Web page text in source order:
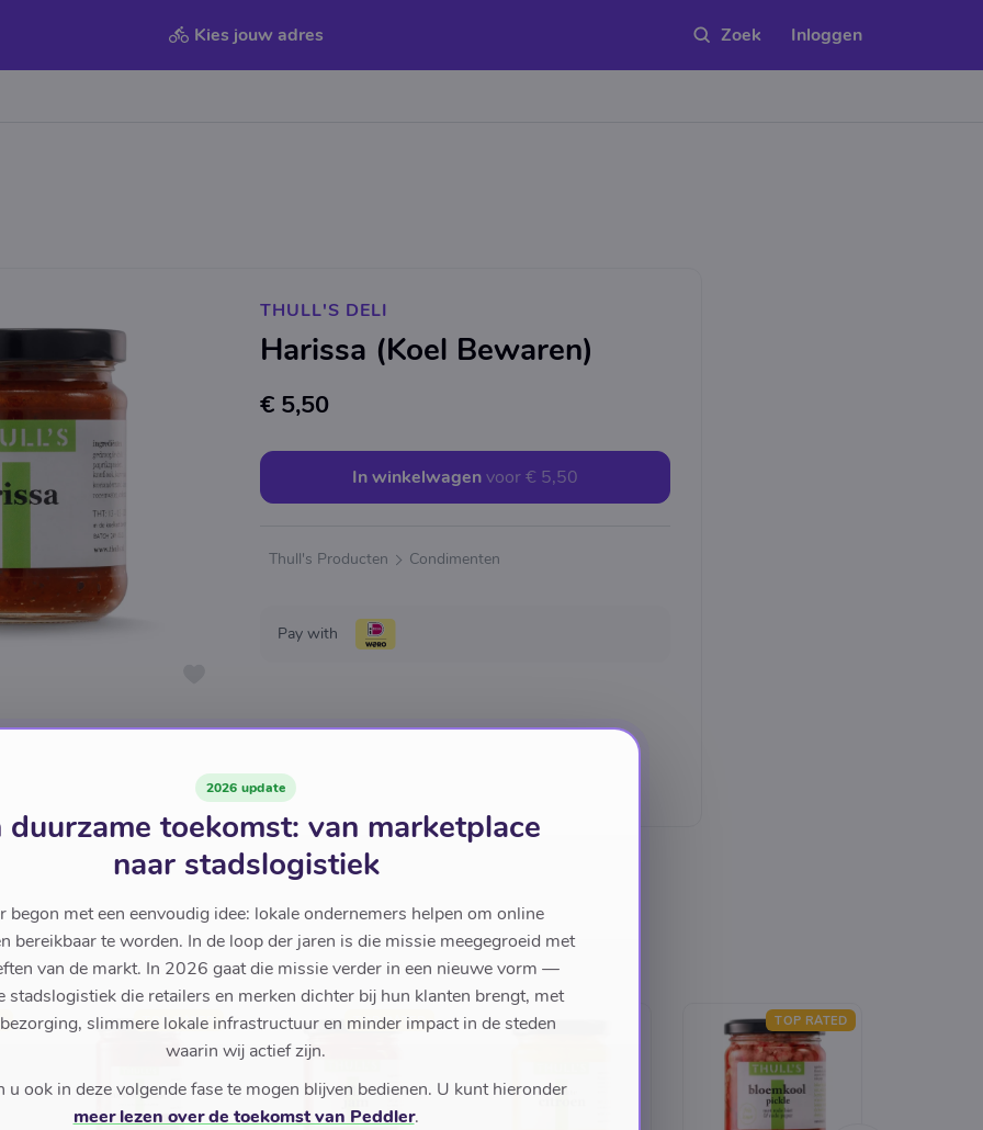
Kies jouw adres Inloggen
THULL'S DELI
Harissa (Koel Bewaren)
€ 5,50
In winkelwagenvoor€ 5,50
Thull's Producten Condimenten
Pay with
TOP RATED TOP RATED TOP RATED
2026 update
duurzame toekomst: van marketplace
naar stadslogistiek
begon met een eenvoudig idee: lokale ondernemers helpen om online
bereikbaar te worden. In de loop der jaren is die missie meegegroeid met
van de markt. In 2026 gaat die missie verder in een nieuwe vorm —
stadslogistiek die retailers en merken dichter bij hun klanten brengt, met
slimmere lokale infrastructuur en minder impact in de steden
waarin wij actief zijn.
u ook in deze volgende fase te mogen blijven bedienen. U kunt hieronder
meer lezen over de toekomst van Peddler.